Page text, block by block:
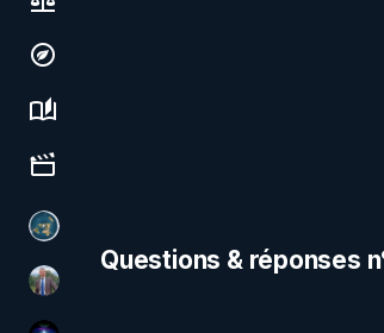
Society, justice & freedoms
Economy, environment & technology
Science, history & spirituality
Culture, media & entertainment
Réinformation sur le monde
Nicolas BOUVIER
Questions & réponses